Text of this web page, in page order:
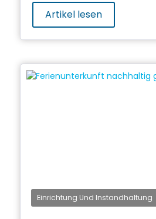
Artikel lesen
Einrichtung Und Instandhaltung